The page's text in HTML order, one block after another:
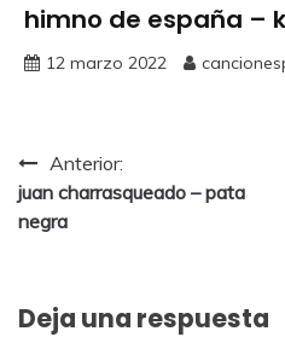
himno de españa –
12 marzo 2022
Anterior:
juan charrasqueado – pata
negra
Deja una respuesta